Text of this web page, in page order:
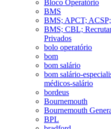
Bloco Operatório
BMS
BMS; APCT;
BMS; CBL;
Privados
bolo operatório
bom
bom salário
bom salário-
médicos-salário
bordeus
Bournemouth
Bournemouth
BPL